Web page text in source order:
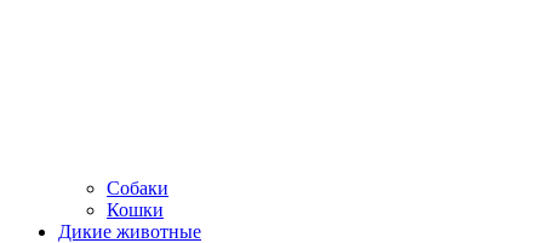
Собаки
Кошки
Дикие животные